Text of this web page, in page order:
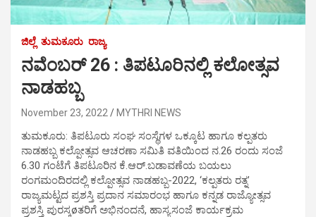
ಜಿಲ್ಲೆ ತುಮಕೂರು ರಾಜ್ಯ
ನವೆಂಬರ್ 26 : ತಿಪಟೂರಿನಲ್ಲಿ ಕಲೋತ್ಸವ
ನಾಡಹಬ್ಬ
November 23, 2022 MYTHRI NEWS
ತುಮಕೂರು: ತಿಪಟೂರು ಸಂಘ ಸಂಸ್ಥೆಗಳ ಒಕ್ಕೂಟ ಹಾಗೂ ಕಲ್ಪತರು
ನಾಡಹಬ್ಬ ಕಲ್ಪೋತ್ಸವ ಆಚರಣಾ ಸಮಿತಿ ವತಿಯಿಂದ ನ.26 ರಂದು ಸಂಜೆ
6.30 ಗಂಟೆಗೆ ತಿಪಟೂರಿನ ಕೆ.ಆರ್.ಬಡಾವಣೆಯ ಬಯಲು
ರಂಗಮಂದಿರದಲ್ಲಿ ಕಲ್ಪೋತ್ಸವ ನಾಡಹಬ್ಬ-2022, ‘ಕಲ್ಪತರು ರತ್ನ’
ರಾಜ್ಯಮಟ್ಟದ ಪ್ರಶಸ್ತಿ ಪ್ರದಾನ ಸಮಾರಂಭ ಹಾಗೂ ಕನ್ನಡ ರಾಜ್ಯೋತ್ಸವ
ಪ್ರಶಸ್ತಿ ಪುರಸ್ಕøತರಿಗೆ ಅಭಿನಂದನೆ, ಹಾಸ್ಯಸಂಜೆ ಕಾರ್ಯಕ್ರಮ